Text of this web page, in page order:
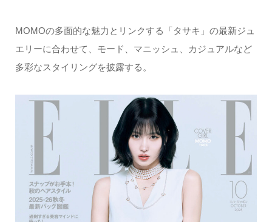
MOMOの多面的な魅力とリンクする「タサキ」の最新ジュ
エリーに合わせて、モード、マニッシュ、カジュアルなど
多彩なスタイリングを披露する。